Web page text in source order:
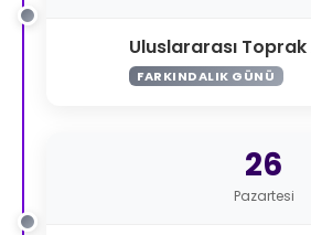
Uluslararası
FARKINDALIK GÜNÜ
26
Pazartesi